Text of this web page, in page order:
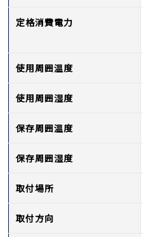
定格消費電力
使用周囲温度
使用周囲湿度
保存周囲温度
保存周囲湿度
取付場所
取付方向